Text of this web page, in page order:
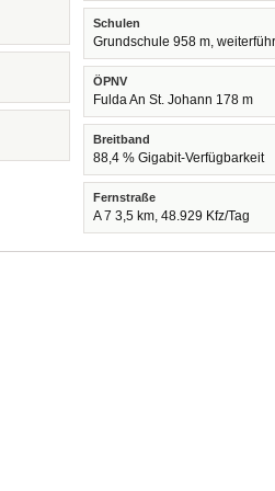
Schulen
Grundschule 958 m,
ÖPNV
Fulda An St. Johann 178 m
Breitband
88,4 % Gigabit-Verfügbarkeit
Fernstraße
A 7 3,5 km, 48.929 Kfz/Tag